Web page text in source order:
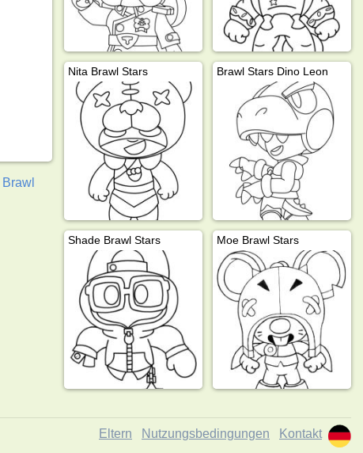
Brawl
Nita Brawl Stars Brawl Stars Dino Leon
Shade Brawl Stars Moe Brawl Stars
Eltern Nutzungsbedingungen Kontakt